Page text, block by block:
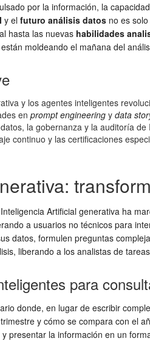
por la información, la
y el futuro análisis datos no es
hasta las nuevas habilidades
moldeando el mañana del
y los agentes inteligentes
en prompt engineering y data
la gobernanza y la auditoría
continuo y las certificaciones
Artificial generativa ha
a usuarios no técnicos para
datos, formulen preguntas
liberando a los analistas de
para
donde, en lugar de escribir
y cómo se compara con el
presentar la información en un